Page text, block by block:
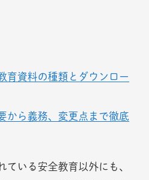
育資料の種類とダウンロー
から義務、変更点まで徹底
ている安全教育以外にも、